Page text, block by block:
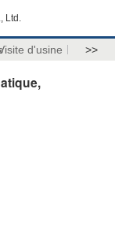
Ltd.
d'usine >>